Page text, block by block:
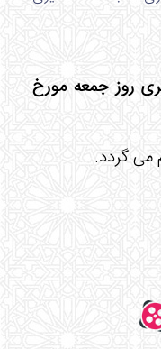
روز جمعه مورخ
می گردد.